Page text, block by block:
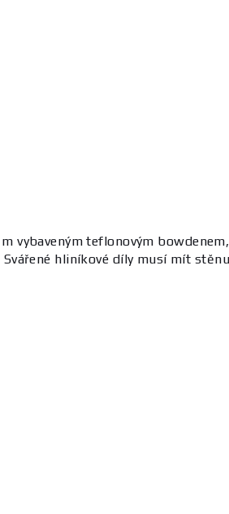
vybaveným teflonovým bowdenem,
hliníkové díly musí mít